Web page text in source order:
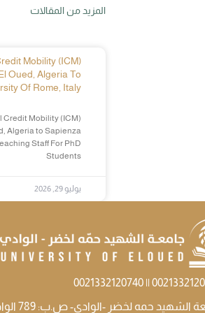
المزيد من المقالات
Mobility (ICM)
Oued, Algeria To
Of Rome, Italy
Credit Mobility (ICM)
Algeria to Sapienza
Staff For PhD
Students
يوليو 29, 2026
0021332120720 ||
الشهيد حمه لخضر -الوادي- ص.ب: 789 الوادي الجزائر